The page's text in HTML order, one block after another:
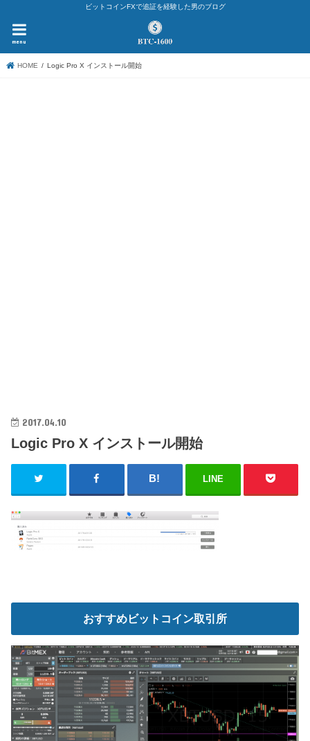
ビットコインFXで追証を経験した男のブログ
menu
HOME Logic Pro X インストール開始
2017.04.10
Logic Pro X インストール開始
LINE
おすすめビットコイン取引所